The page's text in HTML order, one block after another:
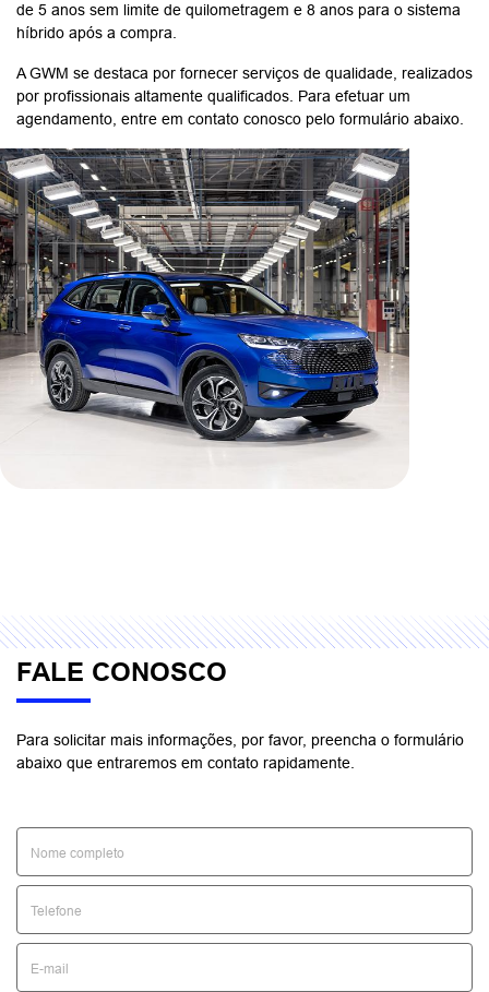
de 5 anos sem limite de quilometragem e 8 anos para o sistema
híbrido após a compra.
A GWM se destaca por fornecer serviços de qualidade, realizados
por profissionais altamente qualificados. Para efetuar um
agendamento, entre em contato conosco pelo formulário abaixo.
FALE CONOSCO
Para solicitar mais informações, por favor, preencha o formulário
abaixo que entraremos em contato rapidamente.